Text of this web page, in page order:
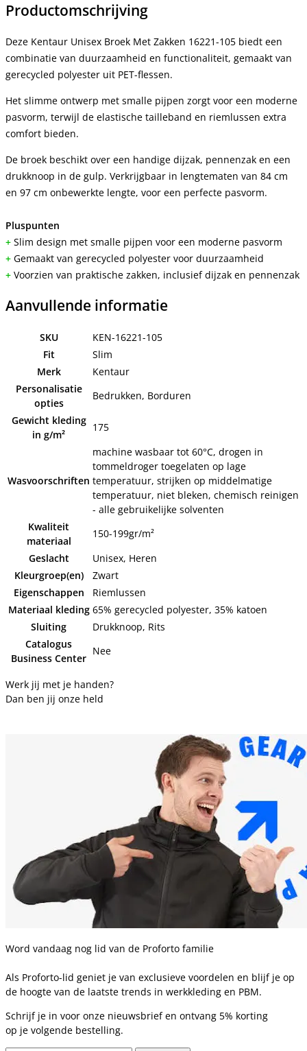
Productomschrijving
Deze Kentaur Unisex Broek Met Zakken 16221-105 biedt een
combinatie van duurzaamheid en functionaliteit, gemaakt van
gerecycled polyester uit PET-flessen.
Het slimme ontwerp met smalle pijpen zorgt voor een moderne
pasvorm, terwijl de elastische tailleband en riemlussen extra
comfort bieden.
De broek beschikt over een handige dijzak, pennenzak en een
drukknoop in de gulp. Verkrijgbaar in lengtematen van 84 cm
en 97 cm onbewerkte lengte, voor een perfecte pasvorm.
Pluspunten
+ Slim design met smalle pijpen voor een moderne pasvorm
+ Gemaakt van gerecycled polyester voor duurzaamheid
+ Voorzien van praktische zakken, inclusief dijzak en pennenzak
Aanvullende informatie
SKU
KEN-16221-105
Fit
Slim
Merk
Kentaur
Personalisatie
opties
Bedrukken, Borduren
Gewicht kleding
in g/m²
175
Wasvoorschriften
machine wasbaar tot 60°C, drogen in
tommeldroger toegelaten op lage
temperatuur, strijken op middelmatige
temperatuur, niet bleken, chemisch reinigen
- alle gebruikelijke solventen
Kwaliteit
materiaal
150-199gr/m²
Geslacht
Unisex, Heren
Kleurgroep(en)
Zwart
Eigenschappen
Riemlussen
Materiaal kleding 65% gerecycled polyester, 35% katoen
Sluiting
Drukknoop, Rits
Catalogus
Business Center
Nee
Werk jij met je handen?
Dan ben jij onze held
Word vandaag nog lid van de Proforto familie
Als Proforto-lid geniet je van exclusieve voordelen en blijf je op
de hoogte van de laatste trends in werkkleding en PBM.
Schrijf je in voor onze nieuwsbrief en ontvang 5% korting
op je volgende bestelling.